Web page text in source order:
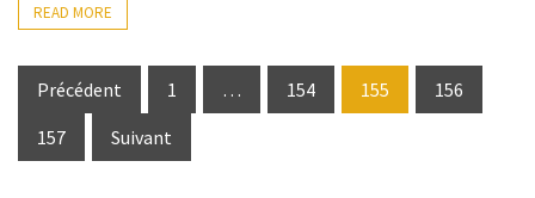
READ MORE
Pagination
des
publications
Précédent 1 … 154 155
156
157
Suivant